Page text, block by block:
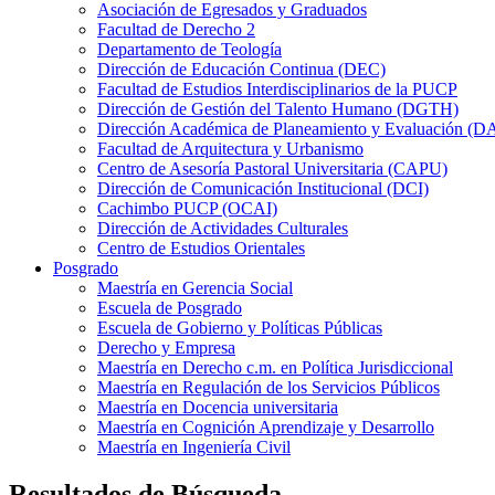
Asociación de Egresados y Graduados
Facultad de Derecho 2
Departamento de Teología
Dirección de Educación Continua (DEC)
Facultad de Estudios Interdisciplinarios de la PUCP
Dirección de Gestión del Talento Humano (DGTH)
Dirección Académica de Planeamiento y Evaluación
Facultad de Arquitectura y Urbanismo
Centro de Asesoría Pastoral Universitaria (CAPU)
Dirección de Comunicación Institucional (DCI)
Cachimbo PUCP (OCAI)
Dirección de Actividades Culturales
Centro de Estudios Orientales
Posgrado
Maestría en Gerencia Social
Escuela de Posgrado
Escuela de Gobierno y Políticas Públicas
Derecho y Empresa
Maestría en Derecho c.m. en Política Jurisdiccional
Maestría en Regulación de los Servicios Públicos
Maestría en Docencia universitaria
Maestría en Cognición Aprendizaje y Desarrollo
Maestría en Ingeniería Civil